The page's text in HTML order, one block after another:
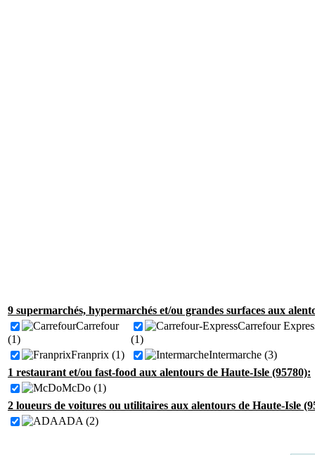
9 supermarchés, hypermarchés et/ou grandes surfaces aux
Carrefour
(1)
Carrefour
(1)
Franprix (1)
Intermarche (3)
1 restaurant et/ou fast-food aux alentours de Haute-Isle (95780):
McDo (1)
2 loueurs de voitures ou utilitaires aux alentours de Haute-Isle
ADA (2)